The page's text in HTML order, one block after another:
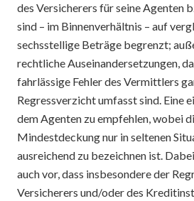
des Versicherers für seine Agenten
sind – im Binnenverhältnis – auf
sechsstellige Beträge begrenzt;
rechtliche Auseinandersetzungen,
fahrlässige Fehler des Vermittlers
Regressverzicht umfasst sind. Eine
dem Agenten zu empfehlen, wobei
Mindestdeckung nur in seltenen
ausreichend zu bezeichnen ist.
auch vor, dass insbesondere der
Versicherers und/oder des